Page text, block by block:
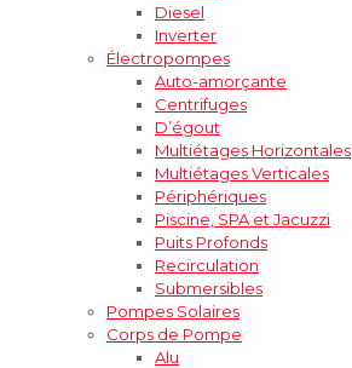
Diesel
Inverter
Électropompes
Auto-amorçante
Centrifuges
D’égout
Multiétages Horizontales
Multiétages Verticales
Périphériques
Piscine, SPA et Jacuzzi
Puits Profonds
Recirculation
Submersibles
Pompes Solaires
Corps de Pompe
Alu